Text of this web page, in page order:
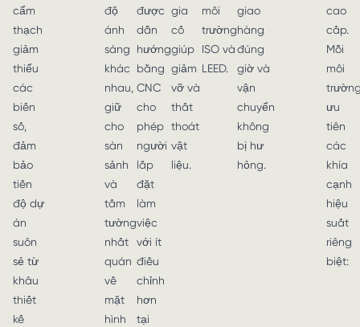
cẩm
thạch
giảm
thiểu
các
biến
số,
đảm
bảo
tiến
độ dự
án
suôn
sẻ từ
khâu
thiết
kế
độ
ánh
sáng
khác
nhau,
giữ
cho
sàn
sảnh
và
tấm
tường
nhất
quán
về
mặt
hình
được
dẫn
hướng
bằng
CNC
cho
phép
người
lắp
đặt
làm
việc
với ít
điều
chỉnh
hơn
tại
gia
cố
giúp
giảm
vỡ và
thất
thoát
vật
liệu.
môi
trường
ISO và
LEED.
giao
hàng
đúng
giờ và
vận
chuyển
không
bị hư
hỏng.
cao
cấp.
Mỗi
môi
ưu
tiên
các
khía
cạnh
hiệu
suất
riêng
biệt: